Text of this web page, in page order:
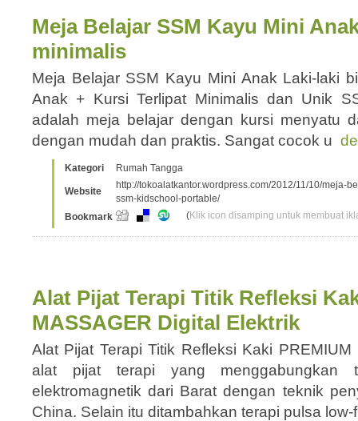
Meja Belajar SSM Kayu Mini
minimalis
Meja Belajar SSM Kayu Mini Anak Laki-laki
Anak + Kursi Terlipat Minimalis dan Unik
adalah meja belajar dengan kursi menyatu
dengan mudah dan praktis. Sangat cocok u
Kategori Rumah Tangga
Website
http://tokoalatkantor.wordpress.com/2012/11/10/meja-
ssm-kidschool-portable/
Bookmark
(Klik icon disamping untuk membuat
Alat Pijat Terapi Titik Refleksi
MASSAGER Digital Elektrik
Alat Pijat Terapi Titik Refleksi Kaki
alat pijat terapi yang menggabungkan
elektromagnetik dari Barat dengan teknik
China. Selain itu ditambahkan terapi pulsa